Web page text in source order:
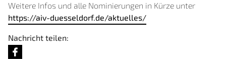
Weitere Infos und alle Nominierungen in Kürze unter
https://aiv-duesseldorf.de/aktuelles/
Nachricht teilen: